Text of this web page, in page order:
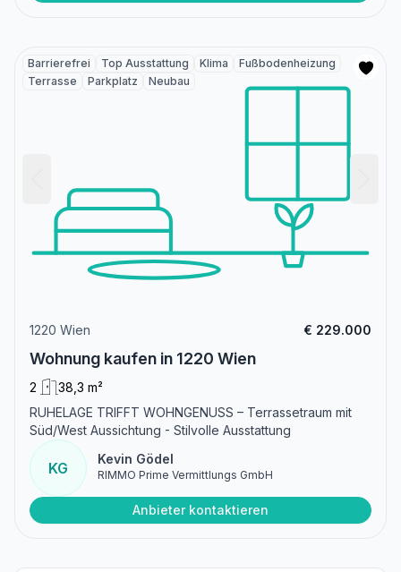
Barrierefrei Top Ausstattung Klima
Fußbodenheizung
Terrasse
Parkplatz Neubau
1220 Wien € 229.000
Wohnung kaufen in 1220 Wien
2
38,3 m²
RUHELAGE TRIFFT WOHNGENUSS – Terrassetraum mit
Süd/West Aussichtung - Stilvolle Ausstattung
KG
Kevin Gödel
RIMMO Prime Vermittlungs GmbH
Anbieter kontaktieren